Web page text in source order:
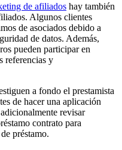
de afiliados hay también
Algunos clientes
de asociados debido a
de datos. Además,
pueden participar en
referencias y
a fondo el prestamista
de hacer una aplicación
revisar
contrato para
préstamo.